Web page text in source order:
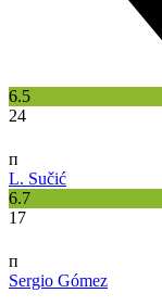
6.5
24
п
L. Sučić
6.7
17
п
Sergio Gómez